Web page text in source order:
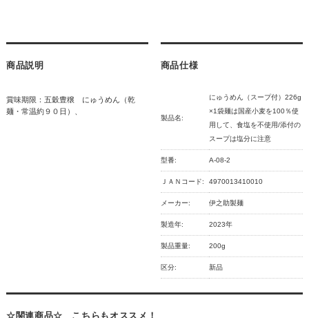
商品説明
賞味期限：五穀豊穣 にゅうめん（乾
麺・常温約９０日）、
商品仕様
製品名:
にゅうめん（スープ付）226g
×1袋麺は国産小麦を100％使
用して、食塩を不使用/添付の
スープは塩分に注意
型番: A-08-2
ＪＡＮコード: 4970013410010
メーカー: 伊之助製麺
製造年: 2023年
製品重量: 200g
区分: 新品
☆関連商品☆ こちらもオススメ！